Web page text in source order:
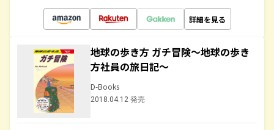
詳細を見る
地球の歩き方 ガチ冒険～地球の歩き
方社員の旅日記～
D-Books
2018.04.12 発売